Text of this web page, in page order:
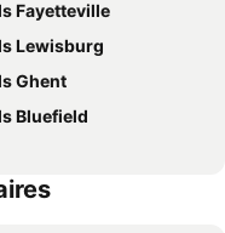
Fayetteville
Lewisburg
Ghent
Bluefield